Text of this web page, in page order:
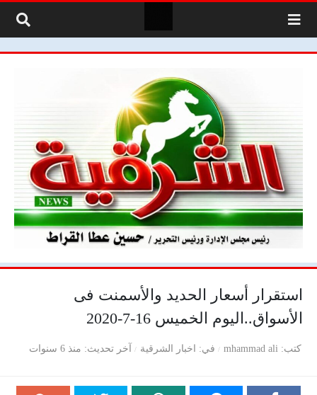
استقرار أسعار الحديد والأسمنت فى
الأسواق..اليوم الخميس 16-7-2020
كتب mhammad ali في اخبار الشرقية آخر تحديث منذ 6 سنوات